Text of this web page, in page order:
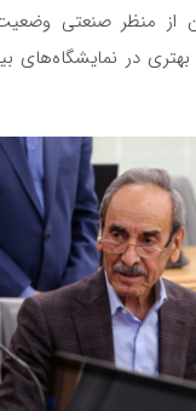
از منظر صنعتی
در نمایشگاه‌های